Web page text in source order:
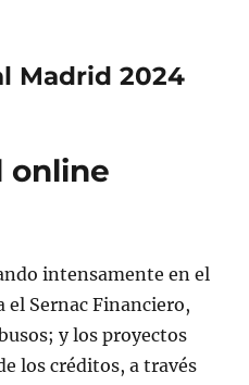
Madrid 2024
online
intensamente en el
el Sernac Financiero,
y los proyectos
los créditos, a través